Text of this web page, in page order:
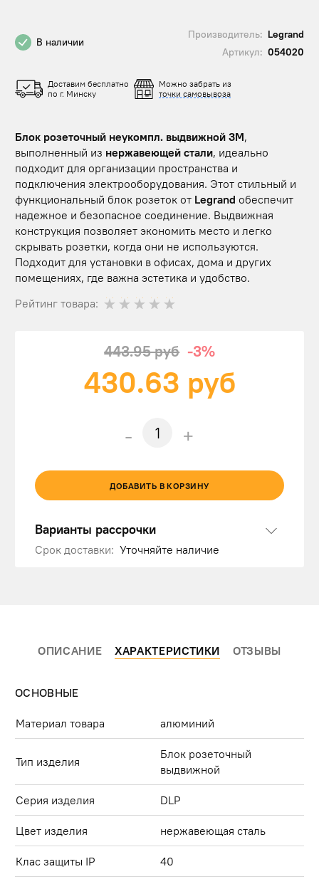
В наличии
Производитель: Legrand
Артикул: 054020
Доставим бесплатно
по г. Минску
Можно забрать из
точки самовывоза
Блок розеточный неукомпл. выдвижной 3М,
выполненный из нержавеющей стали, идеально
подходит для организации пространства и
подключения электрооборудования. Этот стильный и
функциональный блок розеток от Legrand обеспечит
надежное и безопасное соединение. Выдвижная
конструкция позволяет экономить место и легко
скрывать розетки, когда они не используются.
Подходит для установки в офисах, дома и других
помещениях, где важна эстетика и удобство.
Рейтинг товара:
443.95 руб -3%
430.63 руб
- +
ДОБАВИТЬ В КОРЗИНУ
Варианты рассрочки
Срок доставки: Уточняйте наличие
ОПИСАНИЕ ХАРАКТЕРИСТИКИ ОТЗЫВЫ
ОСНОВНЫЕ
Материал товара алюминий
Тип изделия
Блок розеточный
выдвижной
Серия изделия DLP
Цвет изделия нержавеющая сталь
Клас защиты IP 40